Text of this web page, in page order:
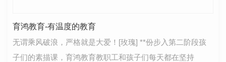
育鸿教育-有温度的教育
无谓乘风破浪，严格就是大爱！[玫瑰] **份步入第二阶段孩
子们的素描课，育鸿教育教职工和孩子们每天都在坚持